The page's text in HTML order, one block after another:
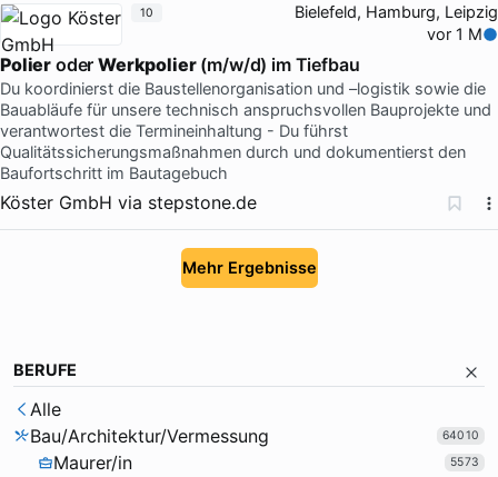
Bielefeld, Hamburg, Leipzig
vor 1 M
Polier oderWerkpolier(m/w/d) im Tiefbau
Du koordinierst die Baustellenorganisation und –logistik sowie die
Bauabläufe für unsere technisch anspruchsvollen Bauprojekte und
verantwortest die Termineinhaltung - Du führst
Qualitätssicherungsmaßnahmen durch und dokumentierst den
Baufortschritt im Bautagebuch
Köster GmbH via stepstone.de
10
Mehr Ergebnisse
BERUFE
Alle
Bau/Architektur/Vermessung
64010
Maurer/in 5573